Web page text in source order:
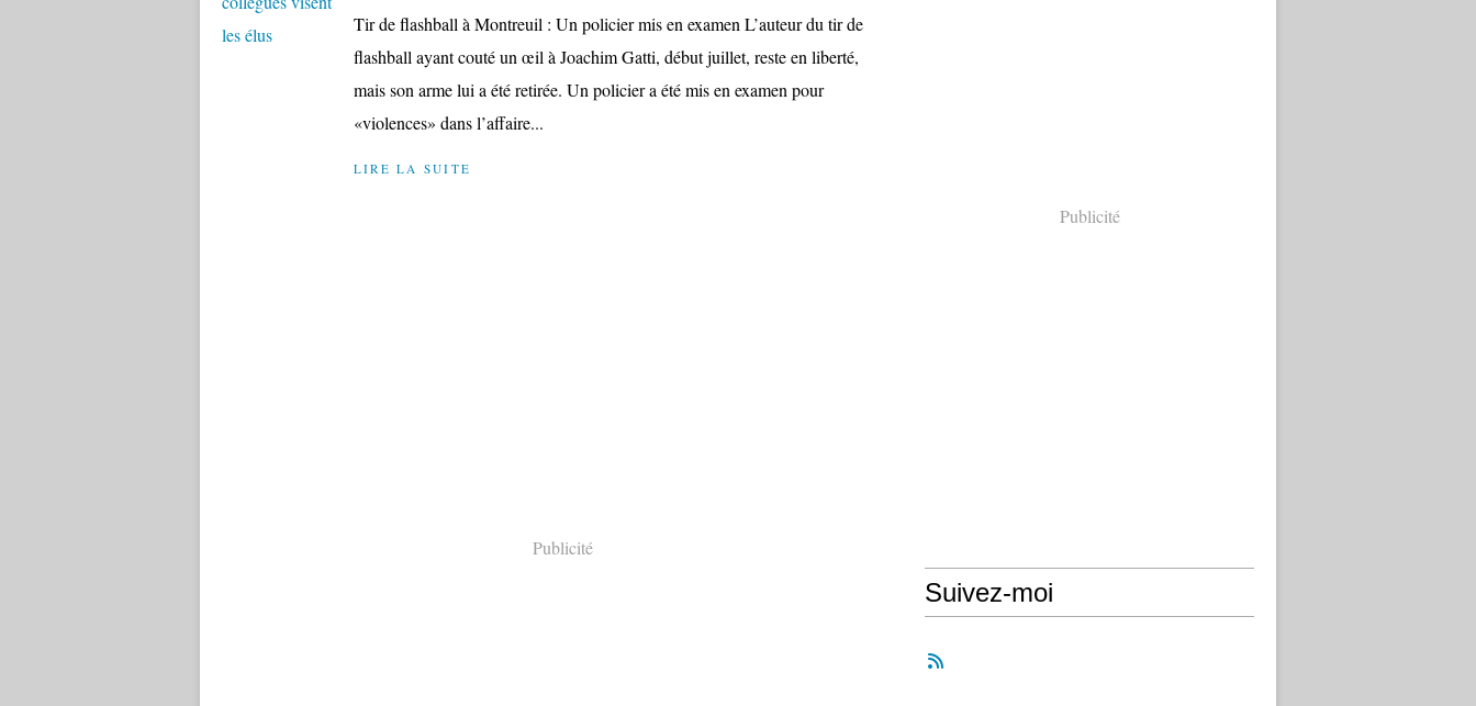
Tir de flashball à Montreuil : Un policier mis en examen L’auteur du tir de
flashball ayant couté un œil à Joachim Gatti, début juillet, reste en liberté,
mais son arme lui a été retirée. Un policier a été mis en examen pour
«violences» dans l’affaire...
LIRE LA SUITE
Publicité
Publicité
Suivez-moi